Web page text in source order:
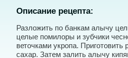
Описание рецепта:
Разложить по банкам алычу
целые помилоры и зубчики
веточками укропа. Приготовить
сахар. Затем залить алычу